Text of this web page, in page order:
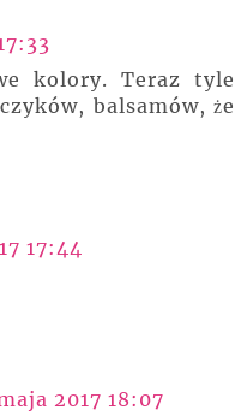
kolory. Teraz tyle
balsamów, że
17:44
2017 18:07